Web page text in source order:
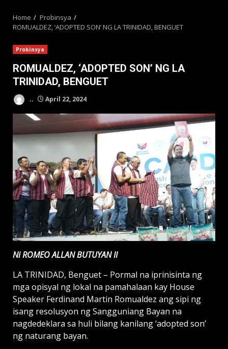
Home
Probinsya
ROMUALDEZ, ‘ADOPTED SON’ NG LA TRINIDAD, BENGUET
Probinsya
ROMUALDEZ, ‘ADOPTED SON’ NG LA
TRINIDAD, BENGUET
.. April 22, 2024
Ni ROMEO ALLAN BUTUYAN II
LA TRINIDAD, Benguet – Pormal na iprinisinta ng
mga opisyal ng lokal na pamahalaan kay House
Speaker Ferdinand Martin Romualdez ang sipi ng
isang resolusyon ng Sangguniang Bayan na
nagdedeklara sa huli bilang kanilang ‘adopted son’
ng naturang bayan.